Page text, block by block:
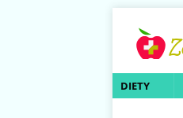
DIETY